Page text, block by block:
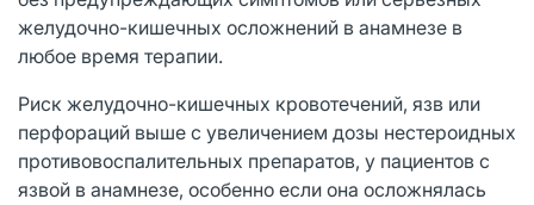
желудочно-кишечных осложнений в анамнезе в
любое время терапии.
Риск желудочно-кишечных кровотечений, язв или
перфораций выше с увеличением дозы нестероидных
противовоспалительных препаратов, у пациентов с
язвой в анамнезе, особенно если она осложнялась